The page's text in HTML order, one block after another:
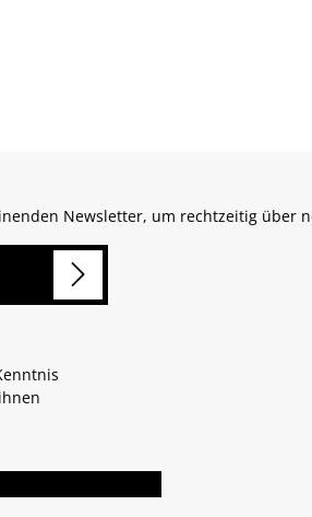
Newsletter, um rechtzeitig über